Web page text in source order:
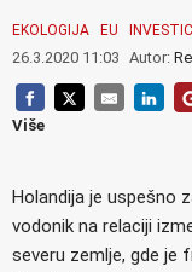
EKOLOGIJA EU
26.3.2020 11:03 Autor:
Više
Holandija je uspešno
vodonik na relaciji
severu zemlje, gde je